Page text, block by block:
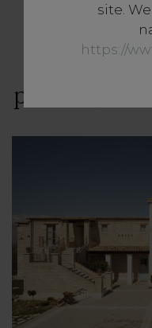
site.
https://
Het
van
plezierige